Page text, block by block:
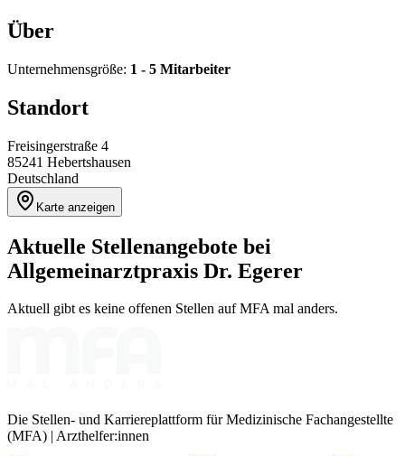
Über
Unternehmensgröße: 1 - 5 Mitarbeiter
Standort
Freisingerstraße 4
85241 Hebertshausen
Deutschland
Karte anzeigen
Aktuelle Stellenangebote bei
Allgemeinarztpraxis Dr. Egerer
Aktuell gibt es keine offenen Stellen auf MFA mal anders.
Die Stellen- und Karriereplattform für Medizinische Fachangestellte
(MFA) | Arzthelfer:innen